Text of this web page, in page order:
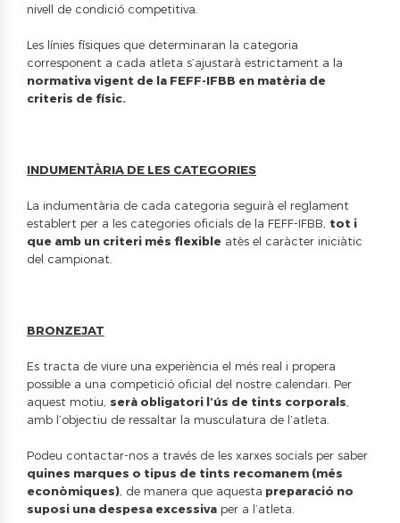
nivell de condició competitiva.
Les línies físiques que determinaran la categoria
corresponent a cada atleta s’ajustarà estrictament a la
normativa vigent de la FEFF-IFBB en matèria de
criteris de físic.
INDUMENTÀRIA DE LES CATEGORIES
La indumentària de cada categoria seguirà el reglament
establert per a les categories oficials de la FEFF-IFBB, tot i
que amb un criteri més flexible atès el caràcter iniciàtic
del campionat.
BRONZEJAT
Es tracta de viure una experiència el més real i propera
possible a una competició oficial del nostre calendari. Per
aquest motiu, serà obligatori l’ús de tints corporals
amb l’objectiu de ressaltar la musculatura de l’atleta.
Podeu contactar-nos a través de les xarxes socials per saber
quines marques o tipus de tints recomanem (més
econòmiques) , de manera que aquesta preparació no
suposi una despesa excessiva per a l’atleta.